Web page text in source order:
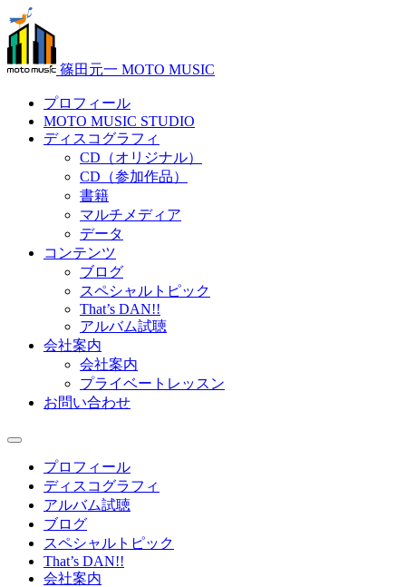
篠田元一 MOTO MUSIC
プロフィール
MOTO MUSIC STUDIO
ディスコグラフィ
CD（オリジナル）
CD（参加作品）
書籍
マルチメディア
データ
コンテンツ
ブログ
スペシャルトピック
That’s DAN!!
アルバム試聴
会社案内
会社案内
プライベートレッスン
お問い合わせ
プロフィール
ディスコグラフィ
アルバム試聴
ブログ
スペシャルトピック
That’s DAN!!
会社案内